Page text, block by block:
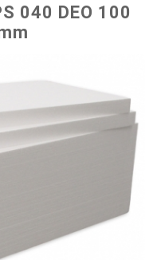
040 DEO 100